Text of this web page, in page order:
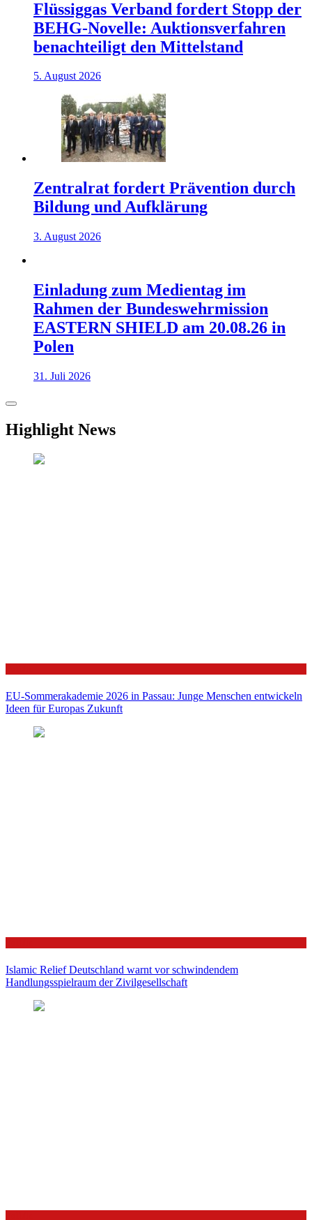
Flüssiggas Verband fordert Stopp der
BEHG-Novelle: Auktionsverfahren
benachteiligt den Mittelstand
5. August 2026
Zentralrat fordert Prävention durch
Bildung und Aufklärung
3. August 2026
Einladung zum Medientag im
Rahmen der Bundeswehrmission
EASTERN SHIELD am 20.08.26 in
Polen
31. Juli 2026
Highlight News
EU-Sommerakademie 2026 in Passau: Junge Menschen entwickeln
Ideen für Europas Zukunft
Islamic Relief Deutschland warnt vor schwindendem
Handlungsspielraum der Zivilgesellschaft